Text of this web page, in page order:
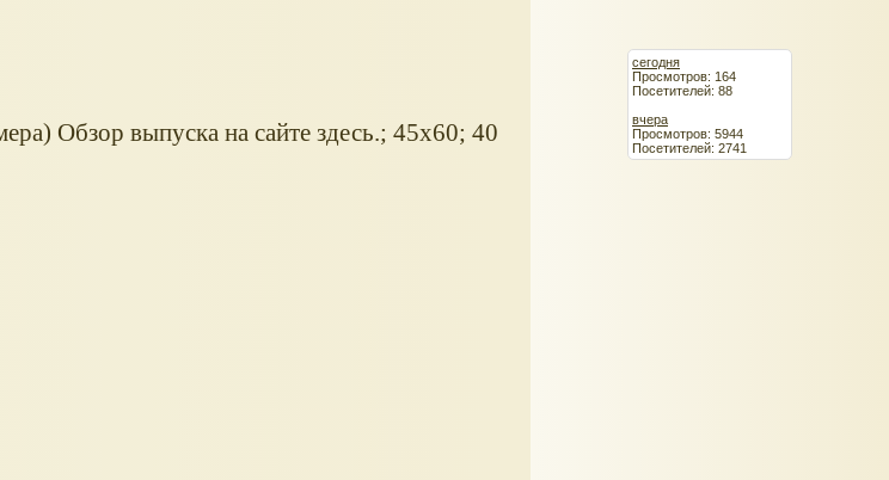
Обзор выпуска на сайте здесь.; 45х60; 40
сегодня
Просмотров: 164
Посетителей: 88
вчера
Просмотров: 5944
Посетителей: 2741